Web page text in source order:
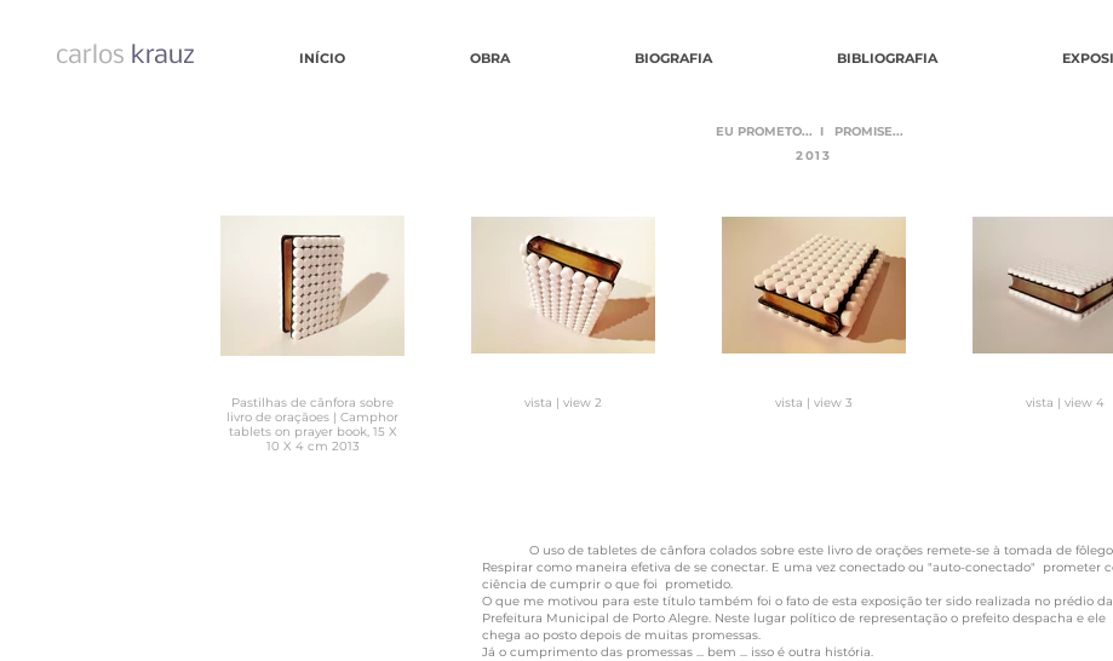
carlos krauz INÍCIO OBRA BIOGRAFIA BIBLIOGRAFIA
EU PROMETO... I PROMISE...
2013
Pastilhas de cânfora sobre
livro de oraçãoes | Camphor
tablets on prayer book, 15 X
10 X 4 cm 2013
vista | view 2 vista | view 3 vista | view 4
O uso de tabletes de cânfora colados sobre este livro de orações remete-se à tomada de
Respirar como maneira efetiva de se conectar. E uma vez conectado ou "auto-conectado" prometer
ciência de cumprir o que foi prometido.
O que me motivou para este título também foi o fato de esta exposição ter sido realizada no prédio da
Prefeitura Municipal de Porto Alegre. Neste lugar político de representação o prefeito despacha e ele
chega ao posto depois de muitas promessas.
Já o cumprimento das promessas ... bem ... isso é outra história.